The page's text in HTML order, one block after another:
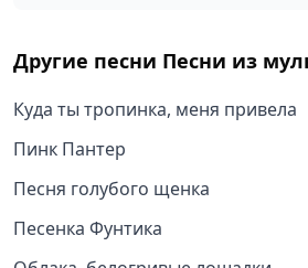
Другие песни Песни из
Куда ты тропинка, меня привела
Пинк Пантер
Песня голубого щенка
Песенка Фунтика